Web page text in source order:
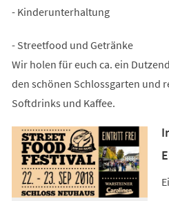
- Kinderunterhaltung
- Streetfood und Getränke
Wir holen für euch ca. ein
den schönen Schlossgarten und
Softdrinks und Kaffee.